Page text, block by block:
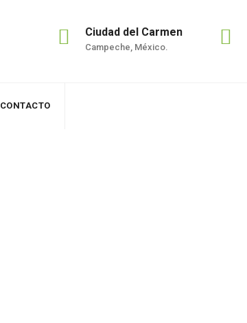
Ciudad del Carmen
Campeche, México.
CONTACTO